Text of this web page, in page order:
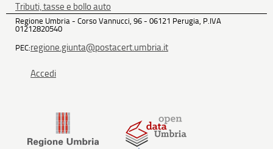
Tributi, tasse e bollo auto
Regione Umbria - Corso Vannucci, 96 - 06121 Perugia, P.IVA
01212820540
PEC:regione.giunta@postacert.umbria.it
Accedi